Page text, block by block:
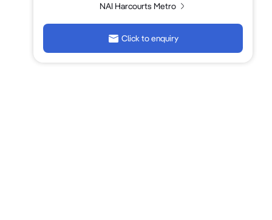
NAI Harcourts Metro
Click to enquiry